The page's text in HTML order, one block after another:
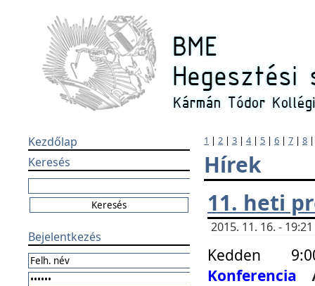
Kezdőlap
Keresés
Bejelentkezés
1 | 2 | 3 | 4| 5 | 6 | 7 | 8
Hírek
11. heti
2015. 11. 16. -
Kedden
Konferencia